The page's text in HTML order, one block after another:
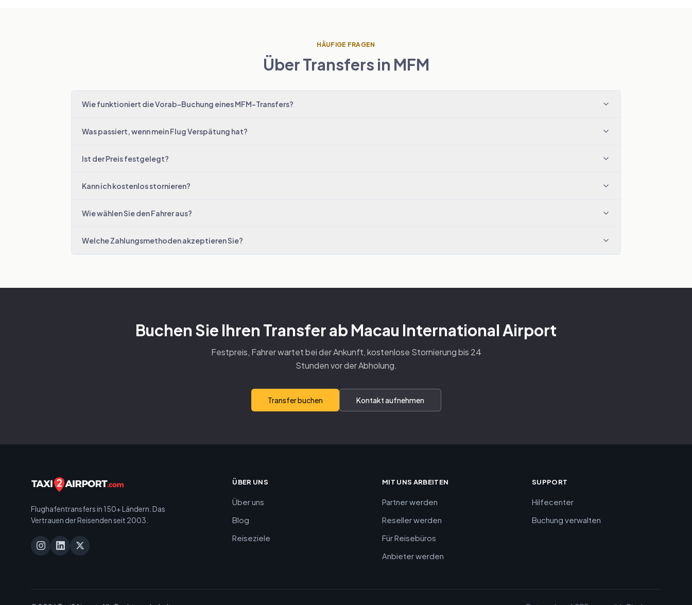
HÄUFIGE FRAGEN
Über Transfers in MFM
Wie funktioniert die Vorab-Buchung eines MFM-Transfers?
Was passiert, wenn mein Flug Verspätung hat?
Ist der Preis festgelegt?
Kann ich kostenlos stornieren?
Wie wählen Sie den Fahrer aus?
Welche Zahlungsmethoden akzeptieren Sie?
Buchen Sie Ihren Transfer ab Macau International Airport
Festpreis, Fahrer wartet bei der Ankunft, kostenlose Stornierung bis 24
Stunden vor der Abholung.
Transfer buchen Kontakt aufnehmen
Flughafentransfers in 150+ Ländern. Das
Vertrauen der Reisenden seit 2003.
ÜBER UNS
Über uns
Blog
Reiseziele
MIT UNS ARBEITEN
Partner werden
Reseller werden
Für Reisebüros
Anbieter werden
SUPPORT
Hilfecenter
Buchung verwalten